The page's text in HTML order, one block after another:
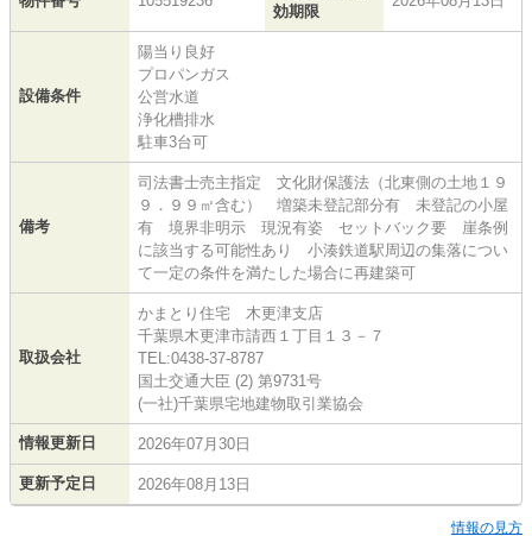
効期限
設備条件
陽当り良好
プロパンガス
公営水道
浄化槽排水
駐車3台可
備考
司法書士売主指定 文化財保護法（北東側の土地１９
９．９９㎡含む） 増築未登記部分有 未登記の小屋
有 境界非明示 現況有姿 セットバック要 崖条例
に該当する可能性あり 小湊鉄道駅周辺の集落につい
て一定の条件を満たした場合に再建築可
取扱会社
かまとり住宅 木更津支店
千葉県木更津市請西１丁目１３－７
TEL:0438-37-8787
国土交通大臣 (2) 第9731号
(一社)千葉県宅地建物取引業協会
情報更新日 2026年07月30日
更新予定日 2026年08月13日
情報の見方